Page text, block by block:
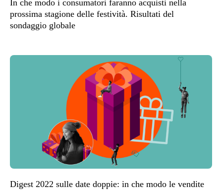
In che modo i consumatori faranno acquisti nella
prossima stagione delle festività. Risultati del
sondaggio globale
Digest 2022 sulle date doppie: in che modo le vendite